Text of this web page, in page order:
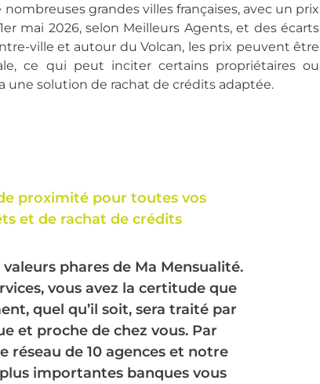
grandes villes françaises, avec un prix
mai 2026, selon Meilleurs Agents, et des écarts
ville et autour du Volcan, les prix peuvent être
ce qui peut inciter certains propriétaires ou
solution de rachat de crédits adaptée.
proximité pour toutes vos
et de rachat de crédits
phares de Ma Mensualité.
vous avez la certitude que
quel qu’il soit, sera traité par
et proche de chez vous. Par
réseau de 10 agences et notre
importantes banques vous